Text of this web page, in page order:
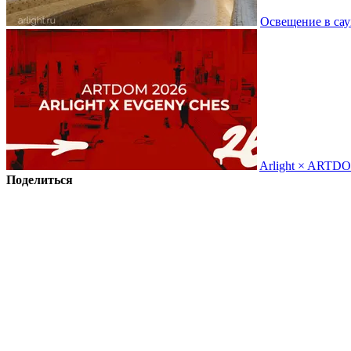
Освещение в
Arlight ×
Поделиться